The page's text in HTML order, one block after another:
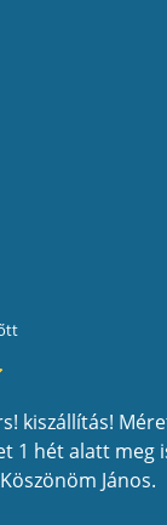
kiszállítás!
1 hét alatt meg
János.